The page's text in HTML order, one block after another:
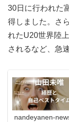
30日に行われた
得しました。さ
れたU20世界陸
されるなど、急
nandeyanen-